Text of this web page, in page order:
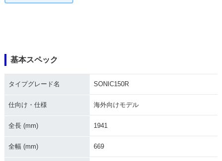
基本スペック
タイプグレード名 SONIC150R
仕向け・仕様 海外向けモデル
全長 (mm) 1941
全幅 (mm) 669